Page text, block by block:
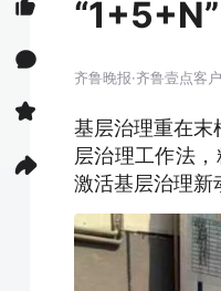
齐鲁晚报·齐鲁壹点客
基层治理重在末
层治理工作法
激活基层治理新